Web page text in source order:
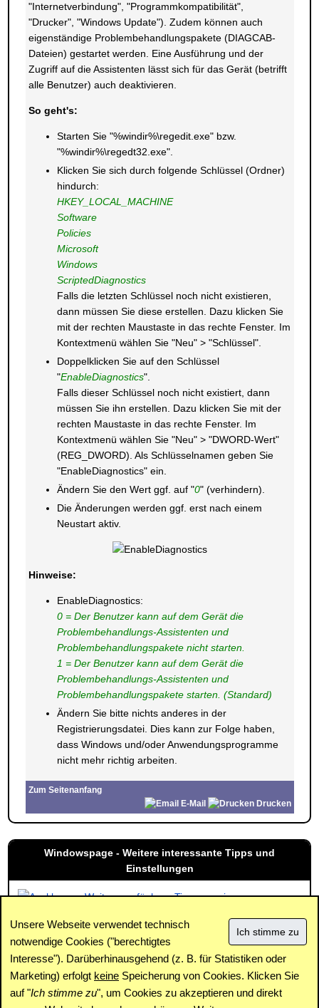
"Internetverbindung", "Programmkompatibilität",
"Drucker", "Windows Update"). Zudem können auch
eigenständige Problembehandlungspakete (DIAGCAB-
Dateien) gestartet werden. Eine Ausführung und der
Zugriff auf die Assistenten lässt sich für das Gerät (betrifft
alle Benutzer) auch deaktivieren.
So geht's:
Starten Sie "%windir%\regedit.exe" bzw.
"%windir%\regedt32.exe".
Klicken Sie sich durch folgende Schlüssel (Ordner)
hindurch:
HKEY_LOCAL_MACHINE
Software
Policies
Microsoft
Windows
ScriptedDiagnostics
Falls die letzten Schlüssel noch nicht existieren,
dann müssen Sie diese erstellen. Dazu klicken Sie
mit der rechten Maustaste in das rechte Fenster. Im
Kontextmenü wählen Sie "Neu" > "Schlüssel".
Doppelklicken Sie auf den Schlüssel
"EnableDiagnostics".
Falls dieser Schlüssel noch nicht existiert, dann
müssen Sie ihn erstellen. Dazu klicken Sie mit der
rechten Maustaste in das rechte Fenster. Im
Kontextmenü wählen Sie "Neu" > "DWORD-Wert"
(REG_DWORD). Als Schlüsselnamen geben Sie
"EnableDiagnostics" ein.
Ändern Sie den Wert ggf. auf "0" (verhindern).
Die Änderungen werden ggf. erst nach einem
Neustart aktiv.
Hinweise:
EnableDiagnostics:
0 = Der Benutzer kann auf dem Gerät die
Problembehandlungs-Assistenten und
Problembehandlungspakete nicht starten.
1 = Der Benutzer kann auf dem Gerät die
Problembehandlungs-Assistenten und
Problembehandlungspakete starten. (Standard)
Ändern Sie bitte nichts anderes in der
Registrierungsdatei. Dies kann zur Folge haben,
dass Windows und/oder Anwendungsprogramme
nicht mehr richtig arbeiten.
Zum Seitenanfang
E-Mail
Drucken
Windowspage - Weitere interessante Tipps und
Einstellungen
Weitere verfügbare Tipps anzeigen
Unsere Webseite verwendet technisch
notwendige Cookies ("berechtigtes
Interesse"). Darüberhinausgehend (z. B. für Statistiken oder
Marketing) erfolgt keine Speicherung von Cookies. Klicken Sie
auf "Ich stimme zu", um Cookies zu akzeptieren und direkt
Impressum | Kontakt | Datenschutz / Cookies |
SPAM /
Abuse
| Newsletter | Forum